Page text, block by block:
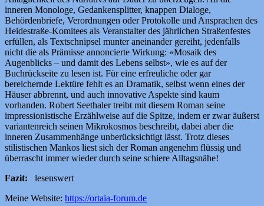
inneren Monologe, Gedankensplitter, knappen Dialoge,
Behördenbriefe, Verordnungen oder Protokolle und Ansprachen des
Heidestraße-Komitees als Veranstalter des jährlichen Straßenfestes
erfüllen, als Textschnipsel munter aneinander gereiht, jedenfalls
nicht die als Prämisse annoncierte Wirkung: «Mosaik des
Augenblicks – und damit des Lebens selbst», wie es auf der
Buchrückseite zu lesen ist. Für eine erfreuliche oder gar
bereichernde Lektüre fehlt es an Dramatik, selbst wenn eines der
Häuser abbrennt, und auch innovative Aspekte sind kaum
vorhanden. Robert Seethaler treibt mit diesem Roman seine
impressionistische Erzählweise auf die Spitze, indem er zwar äußerst
variantenreich seinen Mikrokosmos beschreibt, dabei aber die
inneren Zusammenhänge unberücksichtigt lässt. Trotz dieses
stilistischen Mankos liest sich der Roman angenehm flüssig und
überrascht immer wieder durch seine schiere Alltagsnähe!
Fazit: lesenswert
Meine Website: https://ortaia-forum.de